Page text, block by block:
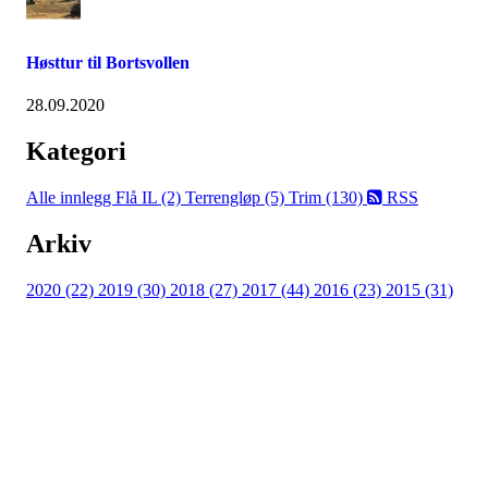
Høsttur til Bortsvollen
28.09.2020
Kategori
Alle innlegg Flå IL (2) Terrengløp (5) Trim (130) RSS
Arkiv
2020 (22) 2019 (30) 2018 (27) 2017 (44) 2016 (23) 2015 (31)